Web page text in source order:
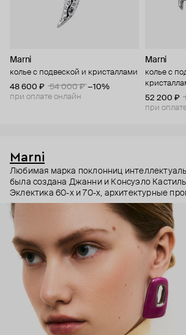
Marni
колье с подвеской и кристаллами
48 600 ₽
54 000 ₽ −10%
при оплате онлайн
Marni
колье с
52 200 ₽
при
Marni
Любимая марка поклонниц
была создана Джанни и Консуэло
Эклектика 60-х и 70-х, архитектурные
необычный взгляд на простые силуэты и,
заметные украшения – Дом Marni уже
своему неподражаемому почерку, а
молодыми художниками привносят в него